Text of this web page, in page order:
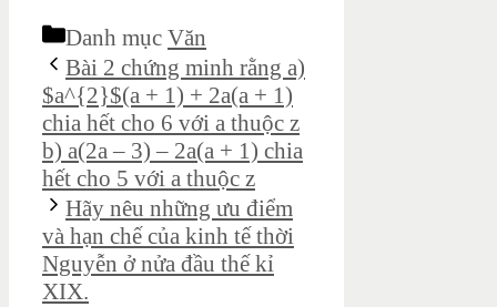
Danh mục Văn
Bài 2 chứng minh rằng a)
$a^{2}$(a + 1) + 2a(a + 1)
chia hết cho 6 với a thuộc z
b) a(2a – 3) – 2a(a + 1) chia
hết cho 5 với a thuộc z
Hãy nêu những ưu điểm
và hạn chế của kinh tế thời
Nguyễn ở nửa đầu thế kỉ
XIX.